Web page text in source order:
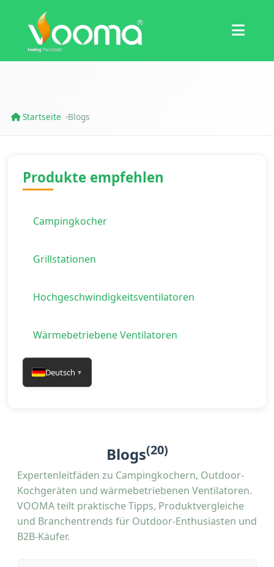
Zertifizierungen
Fallstudie
Startseite ›Blogs
Produkte empfehlen
Campingkocher
Grillstationen
Hochgeschwindigkeitsventilatoren
Wärmebetriebene Ventilatoren
Deutsch ▼
Blogs(20)
Expertenleitfäden zu Campingkochern, Outdoor-
Kochgeräten und wärmebetriebenen Ventilatoren.
VOOMA teilt praktische Tipps, Produktvergleiche
und Branchentrends für Outdoor-Enthusiasten und
B2B-Käufer.